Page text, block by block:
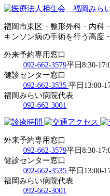
福岡市東区－整形外科－内科
キンソン病の手術を行う高度
外来予約専用窓口
092-662-3579平日8:30-
健診センター窓口
092-662-3535 平日13:00-
福岡みらい病院代表
092-662-3001
外来予約専用窓口
092-662-3579平日8:30-
健診センター窓口
092-662-3535 平日13:00-
福岡みらい病院代表
092-662-3001